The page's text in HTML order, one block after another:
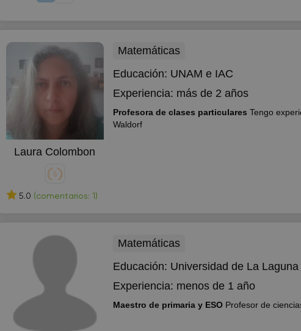
Laura Colombon
5.0 (comentarios: 1)
Matemáticas
Educación: UNAM e IAC
Experiencia: más de 2 años
Profesora de clases particulares Tengo
Waldorf
Matemáticas
Educación: Universidad de La Laguna
Experiencia: menos de 1 año
Maestro de primaria y ESO Profesor de